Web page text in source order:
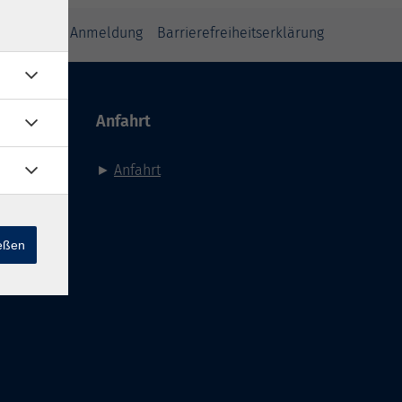
zur Anmeldung Barrierefreiheitserklärung
Anfahrt
► Anfahrt